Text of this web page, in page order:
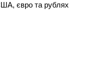
євро та рублях